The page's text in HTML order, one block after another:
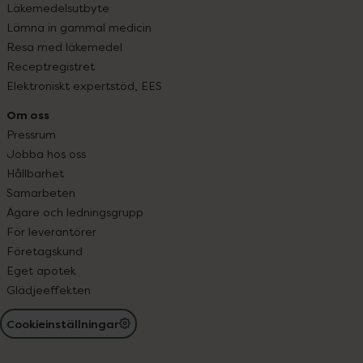
Läkemedelsutbyte
Lämna in gammal medicin
Resa med läkemedel
Receptregistret
Elektroniskt expertstöd, EES
Om oss
Pressrum
Jobba hos oss
Hållbarhet
Samarbeten
Ägare och ledningsgrupp
För leverantörer
Företagskund
Eget apotek
Glädjeeffekten
Cookieinställningar